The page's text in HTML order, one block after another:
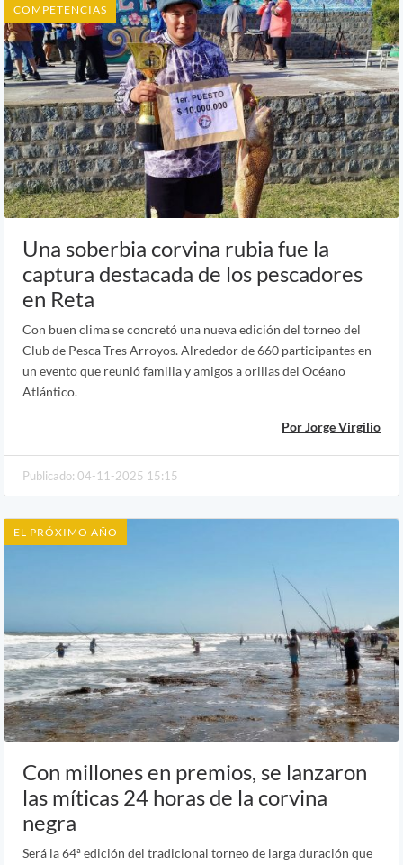
COMPETENCIAS
Una soberbia corvina rubia fue la
captura destacada de los pescadores
en Reta
Con buen clima se concretó una nueva edición del torneo del
Club de Pesca Tres Arroyos. Alrededor de 660 participantes en
un evento que reunió familia y amigos a orillas del Océano
Atlántico.
Por Jorge Virgilio
Publicado: 04-11-2025 15:15
EL PRÓXIMO AÑO
Con millones en premios, se lanzaron
las míticas 24 horas de la corvina
negra
Será la 64ª edición del tradicional torneo de larga duración que